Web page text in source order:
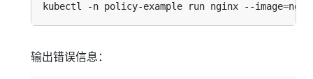
kubectl -n policy-example run nginx --image=
输出错误信息：